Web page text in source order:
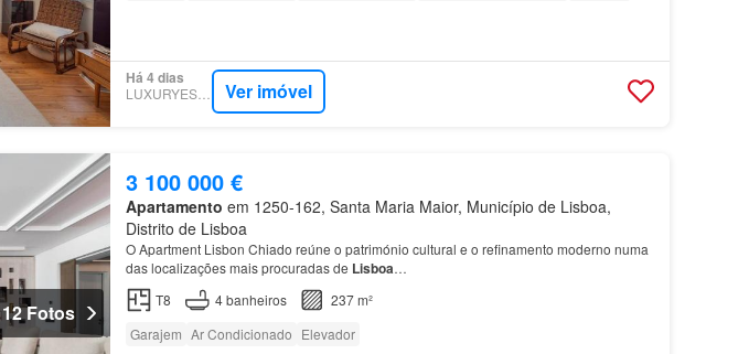
Há 4 dias
LUXURYESTATE Ver imóvel
12 Fotos
3 100 000 €
Apartamento em 1250-162, Santa Maria Maior, Município de Lisboa,
Distrito de Lisboa
O Apartment Lisbon Chiado reúne o património cultural e o refinamento moderno numa
das localizações mais procuradas de Lisboa…
T8
4banheiros
237 m²
Garajem Ar Condicionado Elevador